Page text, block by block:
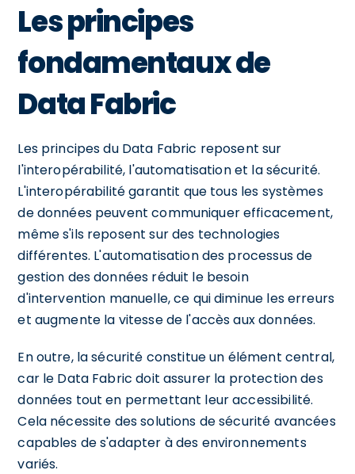
Les principes
fondamentaux de
Data Fabric
Les principes du Data Fabric reposent sur
l'interopérabilité, l'automatisation et la sécurité.
L'interopérabilité garantit que tous les systèmes
de données peuvent communiquer efficacement,
même s'ils reposent sur des technologies
différentes. L'automatisation des processus de
gestion des données réduit le besoin
d'intervention manuelle, ce qui diminue les erreurs
et augmente la vitesse de l'accès aux données.
En outre, la sécurité constitue un élément central,
car le Data Fabric doit assurer la protection des
données tout en permettant leur accessibilité.
Cela nécessite des solutions de sécurité avancées
capables de s'adapter à des environnements
variés.